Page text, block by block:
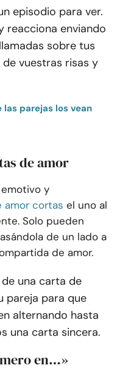
episodio para ver.
reacciona enviando
sobre tus
vuestras risas y
las parejas los vean
de amor
y
amor cortas el uno al
Solo pueden
de un lado a
de amor.
una carta de
pareja para que
alternando hasta
una carta sincera.
en…»